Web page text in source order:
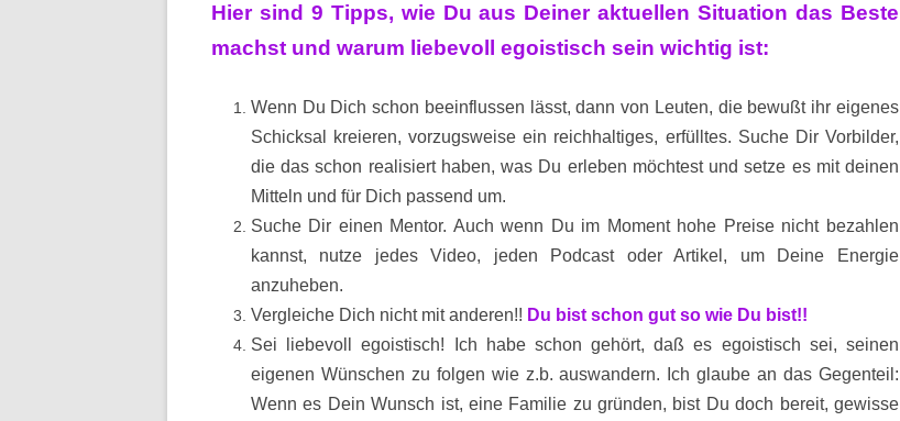
Hier sind 9 Tipps, wie Du aus Deiner aktuellen Situation das Beste
machst und warum liebevoll egoistisch sein wichtig ist:
Wenn Du Dich schon beeinflussen lässt, dann von Leuten, die bewußt ihr eigenes
Schicksal kreieren, vorzugsweise ein reichhaltiges, erfülltes. Suche Dir Vorbilder,
die das schon realisiert haben, was Du erleben möchtest und setze es mit deinen
Mitteln und für Dich passend um.
Suche Dir einen Mentor. Auch wenn Du im Moment hohe Preise nicht bezahlen
kannst, nutze jedes Video, jeden Podcast oder Artikel, um Deine Energie
anzuheben.
Vergleiche Dich nicht mit anderen!! Du bist schon gut so wie Du bist!!
Sei liebevoll egoistisch! Ich habe schon gehört, daß es egoistisch sei, seinen
eigenen Wünschen zu folgen wie z.b. auswandern. Ich glaube an das Gegenteil:
Wenn es Dein Wunsch ist, eine Familie zu gründen, bist Du doch bereit, gewisse